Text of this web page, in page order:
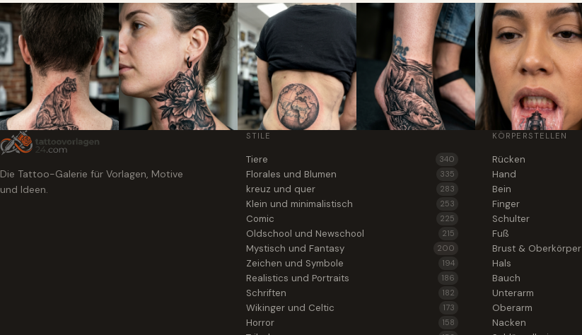
Die Tattoo-Galerie für Vorlagen, Motive
und Ideen.
STILE
Tiere 340
Florales und Blumen 335
kreuz und quer 283
Klein und minimalistisch 253
Comic 225
Oldschool und Newschool 215
Mystisch und Fantasy 200
Zeichen und Symbole 194
Realistics und Portraits 186
Schriften 182
Wikinger und Celtic 173
Horror 158
KÖRPERSTELLEN
Rücken
Hand
Bein
Finger
Schulter
Fuß
Brust & Oberkörper
Hals
Bauch
Unterarm
Oberarm
Nacken